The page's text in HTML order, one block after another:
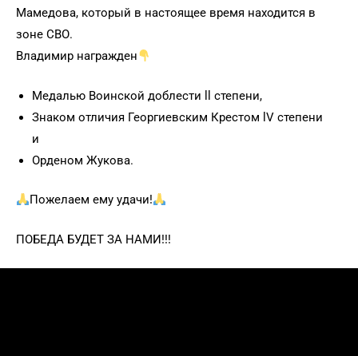
Мамедова, который в настоящее время находится в
зоне СВО.
Владимир награжден
Медалью Воинской доблести ll степени,
Знаком отличия Георгиевским Крестом lV степени
и
Орденом Жукова.
Пожелаем ему удачи!
ПОБЕДА БУДЕТ ЗА НАМИ!!!